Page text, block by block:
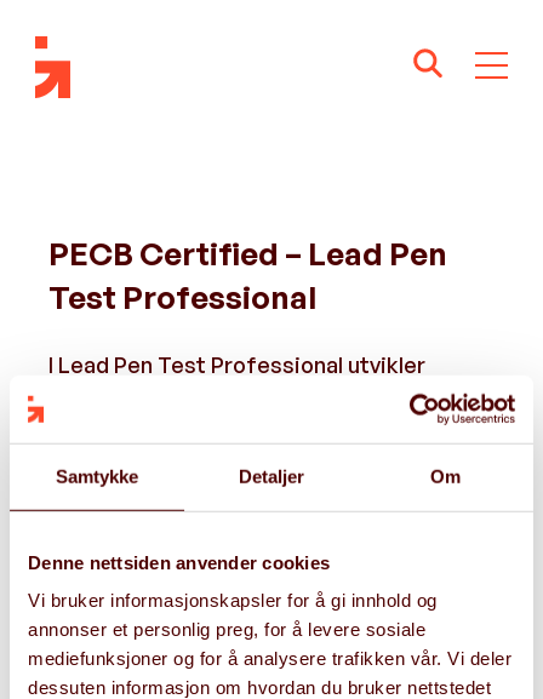
Samtykke Detaljer Om
Denne nettsiden anvender cookies
Vi bruker informasjonskapsler for å gi innhold og
annonser et personlig preg, for å levere sosiale
mediefunksjoner og for å analysere trafikken vår. Vi deler
dessuten informasjon om hvordan du bruker nettstedet
PECB Certified – Lead Pen
Test Professional
I Lead Pen Test Professional utvikler
kursdeltakeren kompetanse i ledelse og
gjennomføring av penetrasjonstesting.
Digitalt
Sikkerhet
Meld deg på kurset